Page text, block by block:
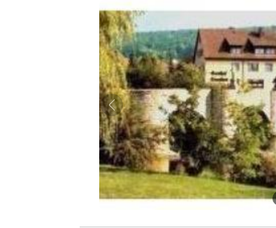
Zurück